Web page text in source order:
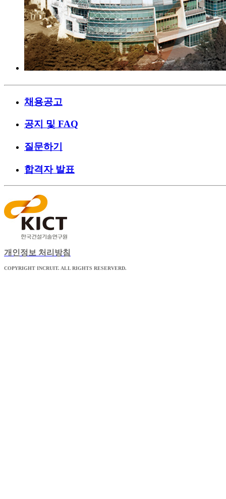
채용공고
공지 및 FAQ
질문하기
합격자 발표
개인정보 처리방침
COPYRIGHT INCRUIT. ALL RIGHTS RESERVERD.